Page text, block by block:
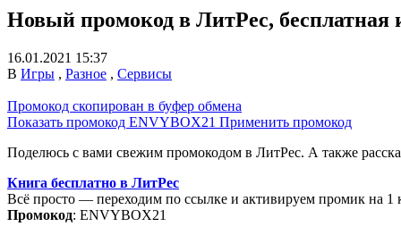
Новый промокод в ЛитРес,
16.01.2021 15:37
В Игры , Разное , Сервисы
Промокод скопирован в буфер обмена
Показать промокод ENVYBOX21 Применить промокод
Поделюсь с вами свежим промокодом в ЛитРес. А также
Книга бесплатно в ЛитРес
Всё просто — переходим по ссылке и активируем промик на 1
Промокод: ENVYBOX21